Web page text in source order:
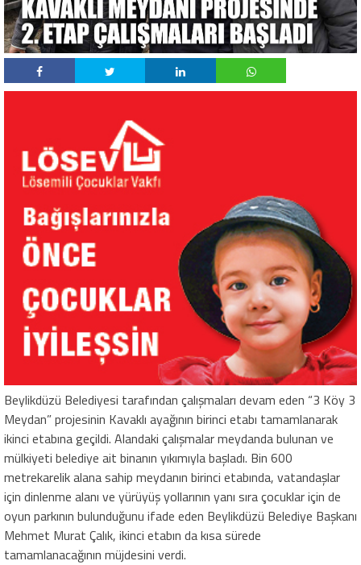
Beylikdüzü Belediyesi tarafından çalışmaları devam eden “3 Köy 3
Meydan” projesinin Kavaklı ayağının birinci etabı tamamlanarak
ikinci etabına geçildi. Alandaki çalışmalar meydanda bulunan ve
mülkiyeti belediye ait binanın yıkımıyla başladı. Bin 600
metrekarelik alana sahip meydanın birinci etabında, vatandaşlar
için dinlenme alanı ve yürüyüş yollarının yanı sıra çocuklar için de
oyun parkının bulunduğunu ifade eden Beylikdüzü Belediye Başkanı
Mehmet Murat Çalık, ikinci etabın da kısa sürede
tamamlanacağının müjdesini verdi.